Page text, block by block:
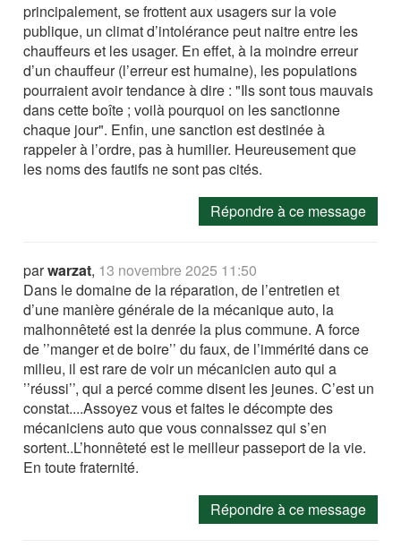
principalement, se frottent aux usagers sur la voie
publique, un climat d’intolérance peut naitre entre les
chauffeurs et les usager. En effet, à la moindre erreur
d’un chauffeur (l’erreur est humaine), les populations
pourraient avoir tendance à dire : "Ils sont tous mauvais
dans cette boîte ; voilà pourquoi on les sanctionne
chaque jour". Enfin, une sanction est destinée à
rappeler à l’ordre, pas à humilier. Heureusement que
les noms des fautifs ne sont pas cités.
Répondre à ce message
parwarzat, 13 novembre 2025 11:50
Dans le domaine de la réparation, de l’entretien et
d’une manière générale de la mécanique auto, la
malhonnêteté est la denrée la plus commune. A force
de ’’manger et de boire’’ du faux, de l’immérité dans ce
milieu, il est rare de voir un mécanicien auto qui a
’’réussi’’, qui a percé comme disent les jeunes. C’est un
constat....Assoyez vous et faites le décompte des
mécaniciens auto que vous connaissez qui s’en
sortent..L’honnêteté est le meilleur passeport de la vie.
En toute fraternité.
Répondre à ce message